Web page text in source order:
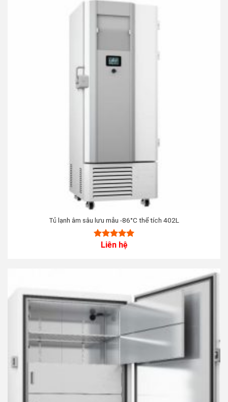
Tủ lạnh âm sâu lưu mẫu -86°C thể tích 402L
5.00out of
Liên hệ